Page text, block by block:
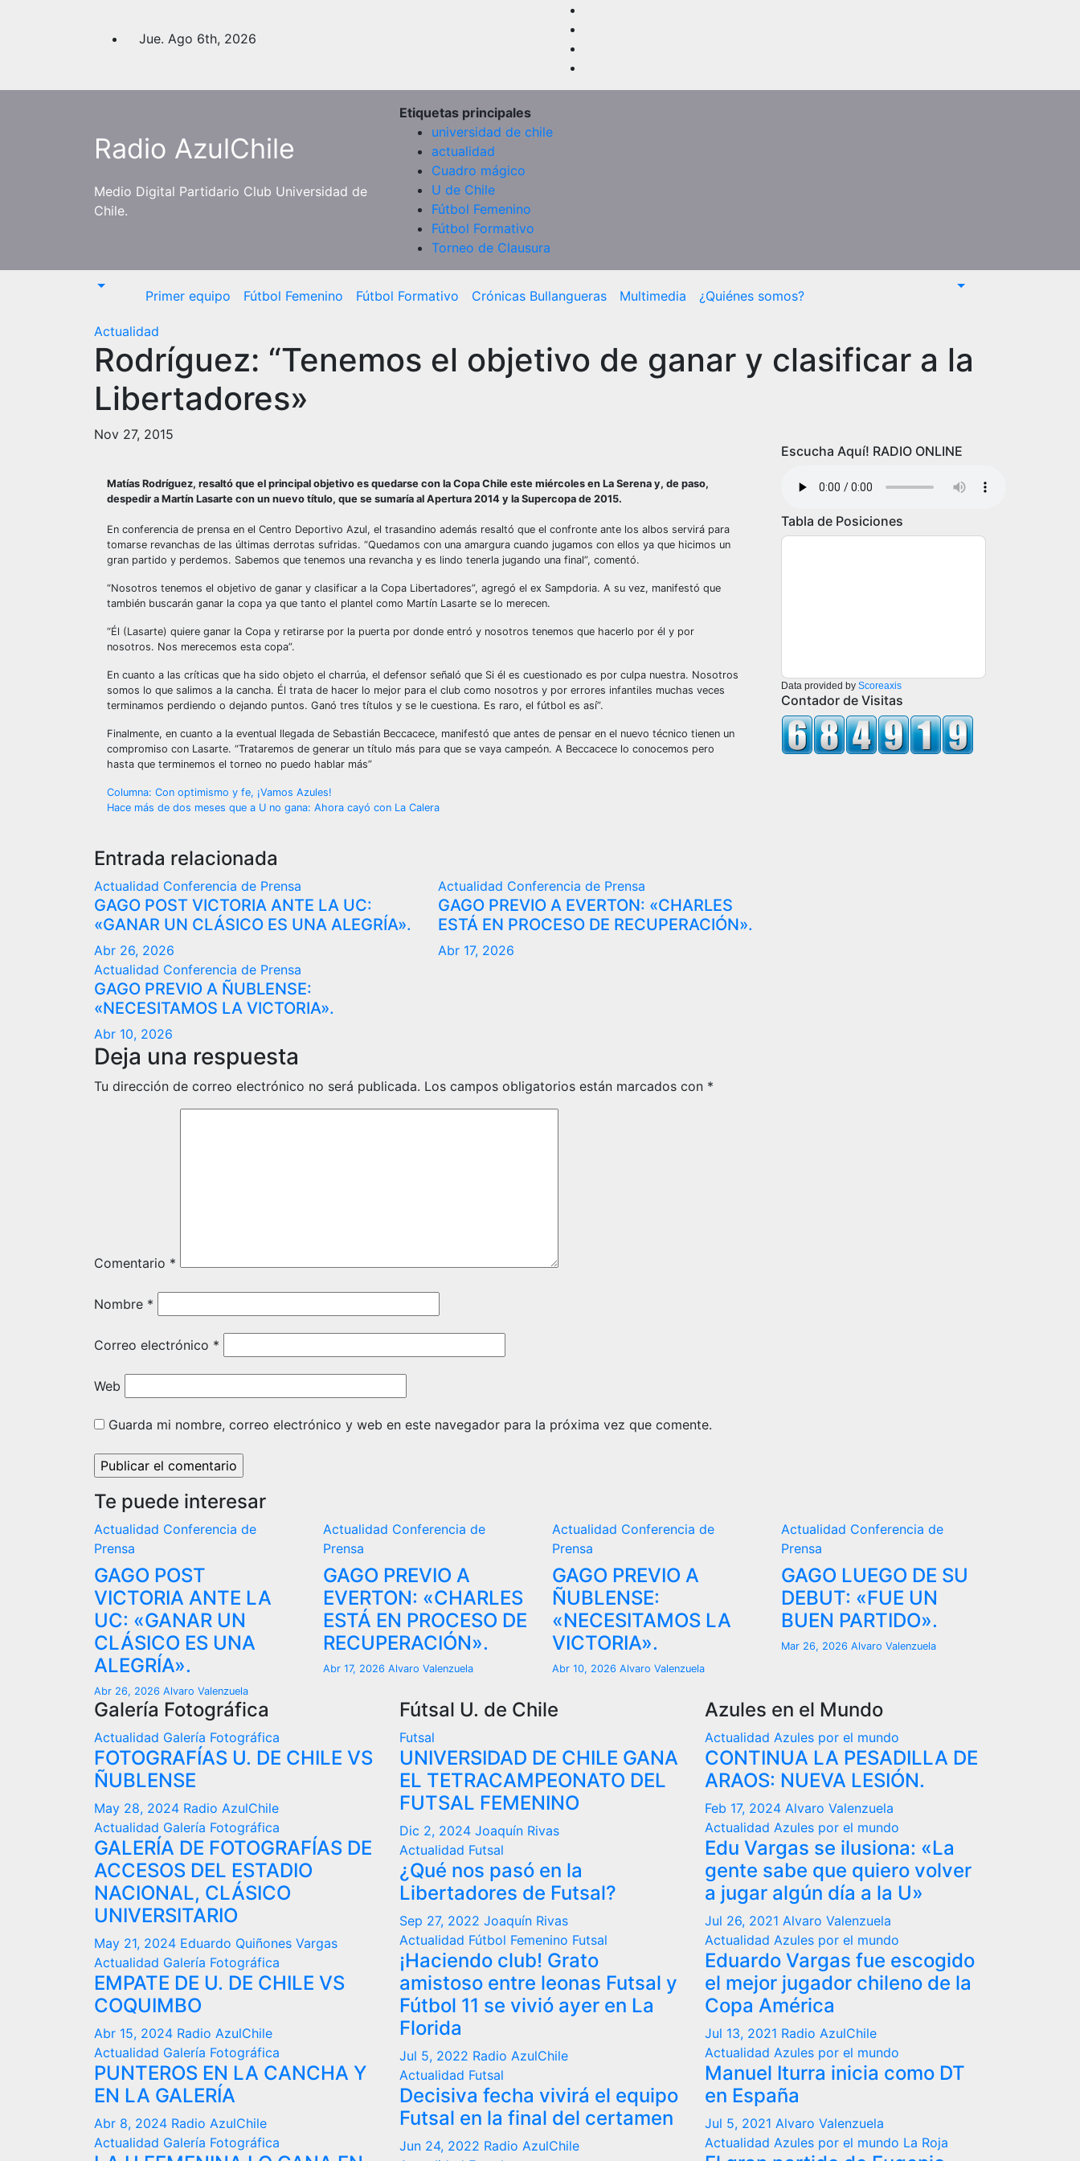
Jue. Ago 6th, 2026
Radio AzulChile
Medio Digital Partidario Club Universidad de
Chile.
Etiquetas principales
universidad de chile
actualidad
Cuadro mágico
U de Chile
Fútbol Femenino
Fútbol Formativo
Torneo de Clausura
Primer equipo Fútbol Femenino Fútbol Formativo Crónicas Bullangueras Multimedia ¿Quiénes somos?
Actualidad
Rodríguez: “Tenemos el objetivo de ganar y clasificar a la
Libertadores»
Nov 27, 2015
Matías Rodríguez, resaltó que el principal objetivo es quedarse con la Copa Chile este miércoles en La Serena y, de paso,
despedir a Martín Lasarte con un nuevo título, que se sumaría al Apertura 2014 y la Supercopa de 2015.
En conferencia de prensa en el Centro Deportivo Azul, el trasandino además resaltó que el confronte ante los albos servirá para
tomarse revanchas de las últimas derrotas sufridas. “Quedamos con una amargura cuando jugamos con ellos ya que hicimos un
gran partido y perdemos. Sabemos que tenemos una revancha y es lindo tenerla jugando una final”, comentó.
“Nosotros tenemos el objetivo de ganar y clasificar a la Copa Libertadores”, agregó el ex Sampdoria. A su vez, manifestó que
también buscarán ganar la copa ya que tanto el plantel como Martín Lasarte se lo merecen.
“Él (Lasarte) quiere ganar la Copa y retirarse por la puerta por donde entró y nosotros tenemos que hacerlo por él y por
nosotros. Nos merecemos esta copa”.
En cuanto a las críticas que ha sido objeto el charrúa, el defensor señaló que Si él es cuestionado es por culpa nuestra. Nosotros
somos lo que salimos a la cancha. Él trata de hacer lo mejor para el club como nosotros y por errores infantiles muchas veces
terminamos perdiendo o dejando puntos. Ganó tres títulos y se le cuestiona. Es raro, el fútbol es así”.
Finalmente, en cuanto a la eventual llegada de Sebastián Beccacece, manifestó que antes de pensar en el nuevo técnico tienen un
compromiso con Lasarte. “Trataremos de generar un título más para que se vaya campeón. A Beccacece lo conocemos pero
hasta que terminemos el torneo no puedo hablar más”
Navegación
entradas
Columna: Con optimismo y fe, ¡Vamos Azules!
Hace más de dos meses que a U no gana: Ahora cayó con La Calera
Entrada relacionada
Actualidad Conferencia de Prensa
GAGO POST VICTORIA ANTE LA UC:
«GANAR UN CLÁSICO ES UNA ALEGRÍA».
Abr 26, 2026
Actualidad Conferencia de Prensa
GAGO PREVIO A EVERTON: «CHARLES
ESTÁ EN PROCESO DE RECUPERACIÓN».
Abr 17, 2026
Actualidad Conferencia de Prensa
GAGO PREVIO A ÑUBLENSE:
«NECESITAMOS LA VICTORIA».
Abr 10, 2026
Deja una respuesta
Tu dirección de correo electrónico no será publicada. Los campos obligatorios están marcados con *
Comentario *
Nombre *
Correo electrónico *
Web
Guarda mi nombre, correo electrónico y web en este navegador para la próxima vez que comente.
Escucha Aquí! RADIO ONLINE
Tabla de Posiciones
Data provided by Scoreaxis
Contador de Visitas
Te puede interesar
Actualidad Conferencia de
Prensa
GAGO POST
VICTORIA ANTE LA
UC: «GANAR UN
CLÁSICO ES UNA
ALEGRÍA».
Abr 26, 2026 Alvaro Valenzuela
Actualidad Conferencia de
Prensa
GAGO PREVIO A
EVERTON: «CHARLES
ESTÁ EN PROCESO DE
RECUPERACIÓN».
Abr 17, 2026 Alvaro Valenzuela
Actualidad Conferencia de
Prensa
GAGO PREVIO A
ÑUBLENSE:
«NECESITAMOS LA
VICTORIA».
Abr 10, 2026 Alvaro Valenzuela
Actualidad Conferencia de
Prensa
GAGO LUEGO DE SU
DEBUT: «FUE UN
BUEN PARTIDO».
Mar 26, 2026 Alvaro Valenzuela
Galería Fotográfica
Actualidad Galería Fotográfica
FOTOGRAFÍAS U. DE CHILE VS
ÑUBLENSE
May 28, 2024 Radio AzulChile
Actualidad Galería Fotográfica
GALERÍA DE FOTOGRAFÍAS DE
ACCESOS DEL ESTADIO
NACIONAL, CLÁSICO
UNIVERSITARIO
May 21, 2024 Eduardo Quiñones Vargas
Actualidad Galería Fotográfica
EMPATE DE U. DE CHILE VS
COQUIMBO
Abr 15, 2024 Radio AzulChile
Actualidad Galería Fotográfica
PUNTEROS EN LA CANCHA Y
EN LA GALERÍA
Abr 8, 2024 Radio AzulChile
Actualidad Galería Fotográfica
Fútsal U. de Chile
Futsal
UNIVERSIDAD DE CHILE GANA
EL TETRACAMPEONATO DEL
FUTSAL FEMENINO
Dic 2, 2024 Joaquín Rivas
Actualidad Futsal
¿Qué nos pasó en la
Libertadores de Futsal?
Sep 27, 2022 Joaquín Rivas
Actualidad Fútbol Femenino Futsal
¡Haciendo club! Grato
amistoso entre leonas Futsal y
Fútbol 11 se vivió ayer en La
Florida
Jul 5, 2022 Radio AzulChile
Actualidad Futsal
Decisiva fecha vivirá el equipo
Futsal en la final del certamen
Jun 24, 2022 Radio AzulChile
Azules en el Mundo
Actualidad Azules por el mundo
CONTINUA LA PESADILLA DE
ARAOS: NUEVA LESIÓN.
Feb 17, 2024 Alvaro Valenzuela
Actualidad Azules por el mundo
Edu Vargas se ilusiona: «La
gente sabe que quiero volver
a jugar algún día a la U»
Jul 26, 2021 Alvaro Valenzuela
Actualidad Azules por el mundo
Eduardo Vargas fue escogido
el mejor jugador chileno de la
Copa América
Jul 13, 2021 Radio AzulChile
Actualidad Azules por el mundo
Manuel Iturra inicia como DT
en España
Jul 5, 2021 Alvaro Valenzuela
Actualidad Azules por el mundo La Roja